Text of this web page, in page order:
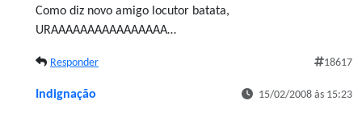
Como diz novo amigo locutor batata,
URAAAAAAAAAAAAAAAA…
Responder 18617
Indignação 15/02/2008 às 15:23